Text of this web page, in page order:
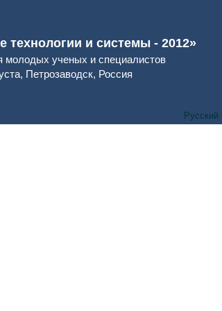
и системы - 2012»
молодых ученых и специалистов
Петрозаводск, Россия
Русский |